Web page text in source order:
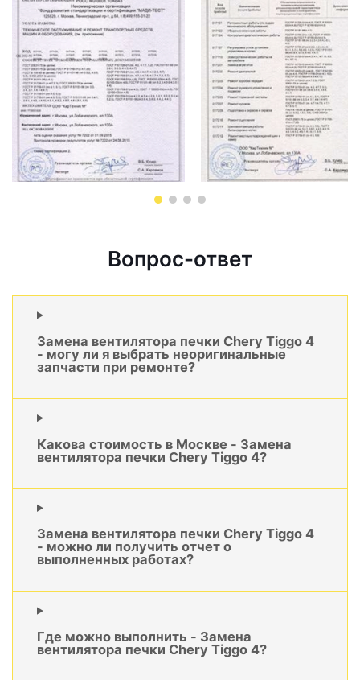
Вопрос-ответ
Замена вентилятора печки Chery Tiggo 4
- могу ли я выбрать неоригинальные
запчасти при ремонте?
Какова стоимость в Москве - Замена
вентилятора печки Chery Tiggo 4?
Замена вентилятора печки Chery Tiggo 4
- можно ли получить отчет о
выполненных работах?
Где можно выполнить - Замена
вентилятора печки Chery Tiggo 4?